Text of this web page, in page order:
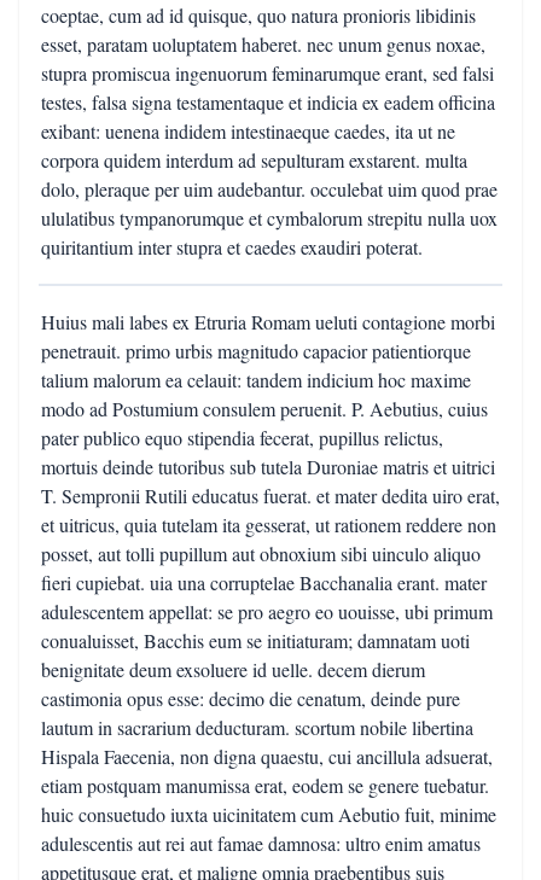
coeptae, cum ad id quisque, quo natura pronioris libidinis
esset, paratam uoluptatem haberet. nec unum genus noxae,
stupra promiscua ingenuorum feminarumque erant, sed falsi
testes, falsa signa testamentaque et indicia ex eadem officina
exibant: uenena indidem intestinaeque caedes, ita ut ne
corpora quidem interdum ad sepulturam exstarent. multa
dolo, pleraque per uim audebantur. occulebat uim quod prae
ululatibus tympanorumque et cymbalorum strepitu nulla uox
quiritantium inter stupra et caedes exaudiri poterat.
Huius mali labes ex Etruria Romam ueluti contagione morbi
penetrauit. primo urbis magnitudo capacior patientiorque
talium malorum ea celauit: tandem indicium hoc maxime
modo ad Postumium consulem peruenit. P. Aebutius, cuius
pater publico equo stipendia fecerat, pupillus relictus,
mortuis deinde tutoribus sub tutela Duroniae matris et uitrici
T. Sempronii Rutili educatus fuerat. et mater dedita uiro erat,
et uitricus, quia tutelam ita gesserat, ut rationem reddere non
posset, aut tolli pupillum aut obnoxium sibi uinculo aliquo
fieri cupiebat. uia una corruptelae Bacchanalia erant. mater
adulescentem appellat: se pro aegro eo uouisse, ubi primum
conualuisset, Bacchis eum se initiaturam; damnatam uoti
benignitate deum exsoluere id uelle. decem dierum
castimonia opus esse: decimo die cenatum, deinde pure
lautum in sacrarium deducturam. scortum nobile libertina
Hispala Faecenia, non digna quaestu, cui ancillula adsuerat,
etiam postquam manumissa erat, eodem se genere tuebatur.
huic consuetudo iuxta uicinitatem cum Aebutio fuit, minime
adulescentis aut rei aut famae damnosa: ultro enim amatus
appetitusque erat, et maligne omnia praebentibus suis